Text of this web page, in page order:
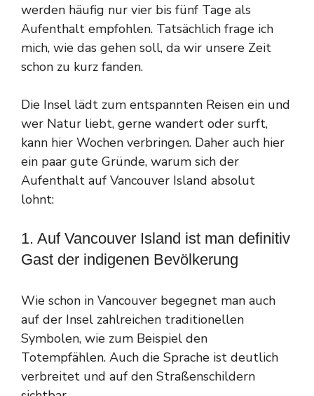
werden häufig nur vier bis fünf Tage als
Aufenthalt empfohlen. Tatsächlich frage ich
mich, wie das gehen soll, da wir unsere Zeit
schon zu kurz fanden.
Die Insel lädt zum entspannten Reisen ein und
wer Natur liebt, gerne wandert oder surft,
kann hier Wochen verbringen. Daher auch hier
ein paar gute Gründe, warum sich der
Aufenthalt auf Vancouver Island absolut
lohnt:
1. Auf Vancouver Island ist man definitiv
Gast der indigenen Bevölkerung
Wie schon in Vancouver begegnet man auch
auf der Insel zahlreichen traditionellen
Symbolen, wie zum Beispiel den
Totempfählen. Auch die Sprache ist deutlich
verbreitet und auf den Straßenschildern